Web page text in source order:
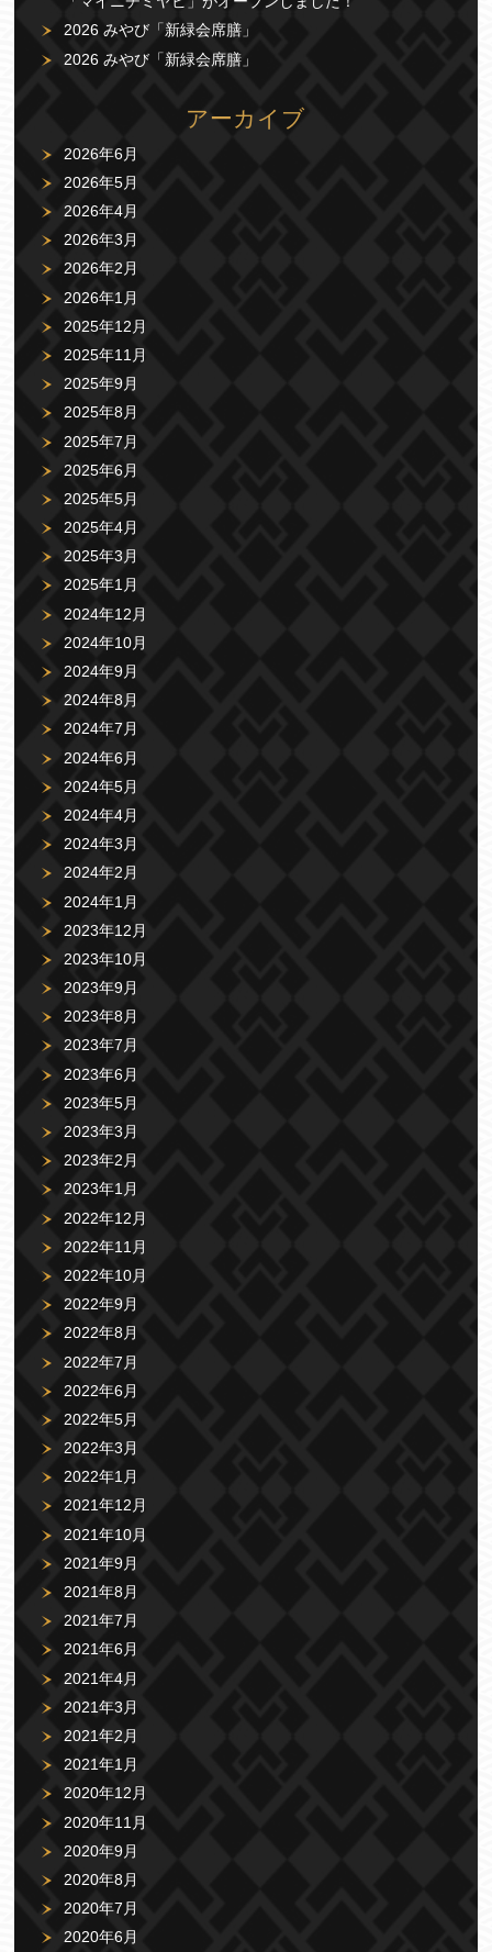
2026 みやび「新緑会席膳」
2026 みやび「新緑会席膳」
アーカイブ
2026年6月
2026年5月
2026年4月
2026年3月
2026年2月
2026年1月
2025年12月
2025年11月
2025年9月
2025年8月
2025年7月
2025年6月
2025年5月
2025年4月
2025年3月
2025年1月
2024年12月
2024年10月
2024年9月
2024年8月
2024年7月
2024年6月
2024年5月
2024年4月
2024年3月
2024年2月
2024年1月
2023年12月
2023年10月
2023年9月
2023年8月
2023年7月
2023年6月
2023年5月
2023年3月
2023年2月
2023年1月
2022年12月
2022年11月
2022年10月
2022年9月
2022年8月
2022年7月
2022年6月
2022年5月
2022年3月
2022年1月
2021年12月
2021年10月
2021年9月
2021年8月
2021年7月
2021年6月
2021年4月
2021年3月
2021年2月
2021年1月
2020年12月
2020年11月
2020年9月
2020年8月
2020年7月
2020年6月